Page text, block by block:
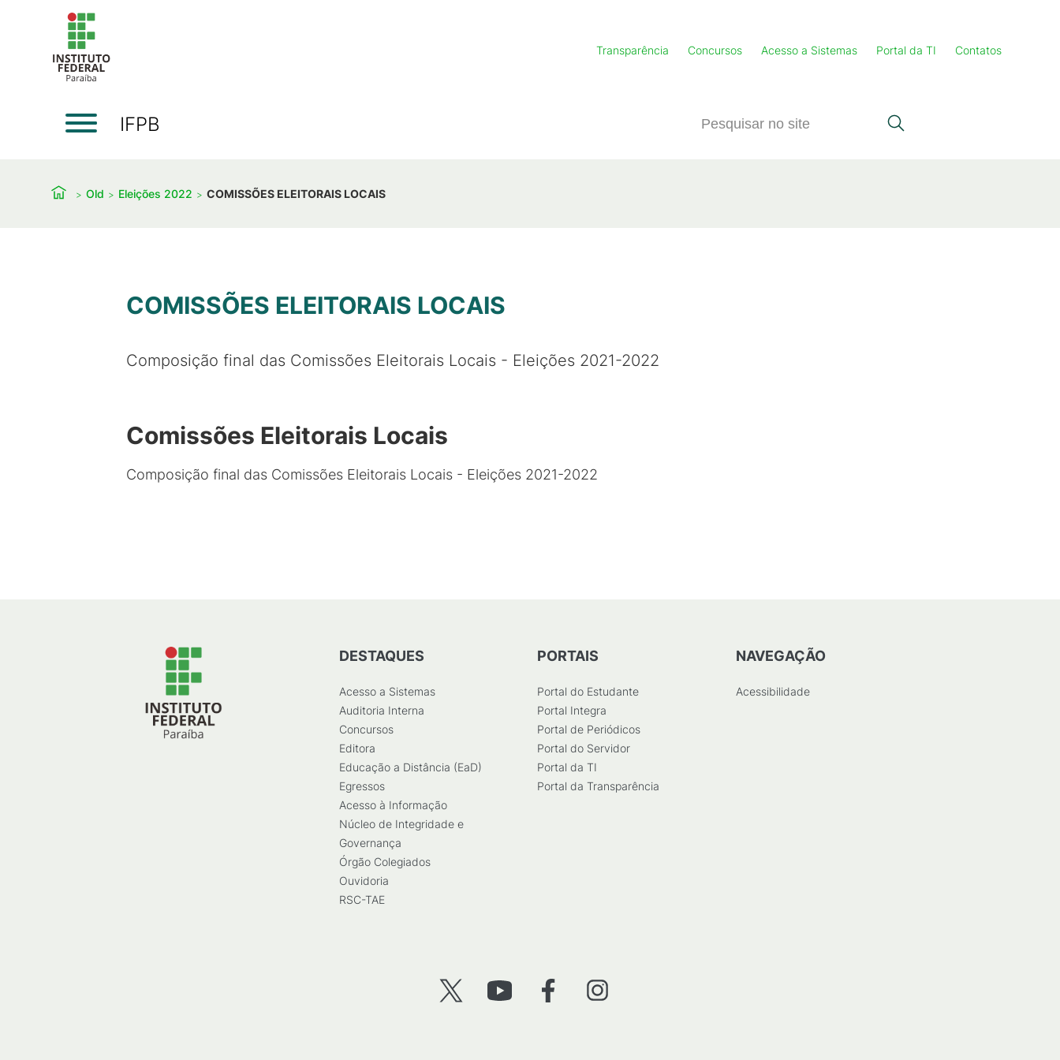
Transparência Concursos Acesso a Sistemas Portal da TI Contatos
IFPB
Old Eleições 2022 COMISSÕES ELEITORAIS LOCAIS
COMISSÕES ELEITORAIS LOCAIS
Composição final das Comissões Eleitorais Locais - Eleições 2021-2022
Comissões Eleitorais Locais
Composição final das Comissões Eleitorais Locais - Eleições 2021-2022
DESTAQUES
Acesso a Sistemas
Auditoria Interna
Concursos
Editora
Educação a Distância (EaD)
Egressos
Acesso à Informação
Núcleo de Integridade e
Governança
Órgão Colegiados
Ouvidoria
RSC-TAE
PORTAIS
Portal do Estudante
Portal Integra
Portal de Periódicos
Portal do Servidor
Portal da TI
Portal da Transparência
NAVEGAÇÃO
Acessibilidade